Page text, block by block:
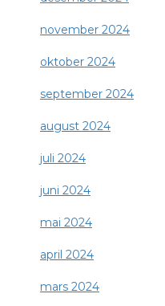
november 2024
oktober 2024
september 2024
august 2024
juli 2024
juni 2024
mai 2024
april 2024
mars 2024